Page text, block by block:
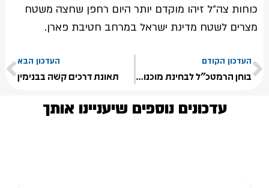
כוחות צה״ל זיהו מוקדם יותר היום רחפן שחצה משטח
מצרים לשטח מדינת ישראל במרחב חטיבת פארן.
העדכון הקודם
בוחן הרמטכ"ל לבחינת מוכנות הכוחות בפיקוד המרכז
העדכון הבא
תאונת דרכים קשה בבנימין
עדכונים נוספים שיעניינו אותך